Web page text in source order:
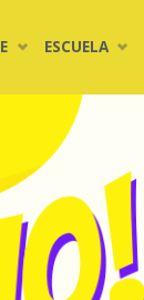
ESCUELA